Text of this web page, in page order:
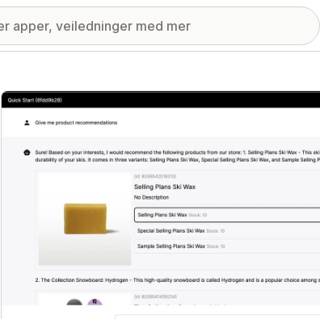
Galleri med fremhevede bilder